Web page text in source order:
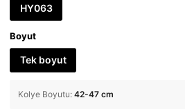
HY063
Boyut
Tek boyut
Kolye Boyutu: 42-47 cm